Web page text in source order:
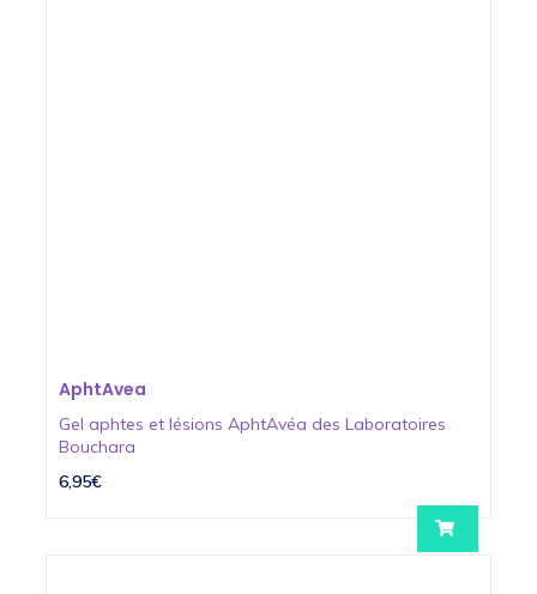
AphtAvea
Gel aphtes et lésions AphtAvéa des Laboratoires
Bouchara
6,95€